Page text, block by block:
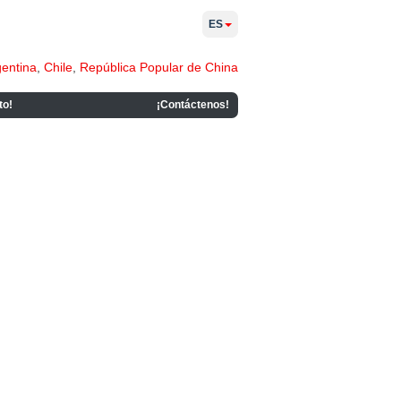
Chile República Popular de China
¡Contáctenos!
ES